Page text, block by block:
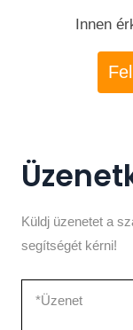
Innen
Küldj üzenetet a
segítségét kérni!